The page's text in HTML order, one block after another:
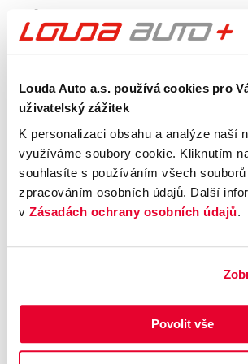
Louda Auto a.s. používá cookies pro
uživatelský zážitek
K personalizaci obsahu a analýze naší
využíváme soubory cookie. Kliknutím
souhlasíte s používáním všech
zpracováním osobních údajů. Další
v Zásadách ochrany osobních údajů.
Povolit vše
Výbava
Komfort
Multimédia
Bezpečnost a technika
Příplatková výbava
informativní charakter. Tato
občanského zákoníku, ani se